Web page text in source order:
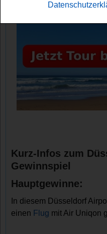
Kurz-Infos zum
Gewinnspiel
Hauptgewinne:
In diesem Düsseldorf
einen Flug mit Air Uniqon